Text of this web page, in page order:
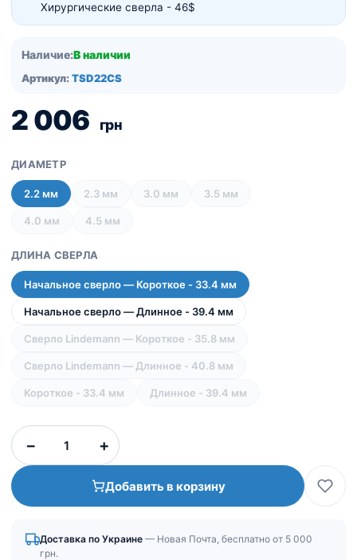
Хирургические сверла - 46$
Наличие:В наличии
Артикул: TSD22CS
2 006 грн
ДИАМЕТР
2.2 мм 2.3 мм 3.0 мм 3.5 мм
4.0 мм 4.5 мм
ДЛИНА СВЕРЛА
Начальное сверло — Короткое - 33.4 мм
Начальное сверло — Длинное - 39.4 мм
Сверло Lindemann — Короткое - 35.8 мм
Сверло Lindemann — Длинное - 40.8 мм
Короткое - 33.4 мм Длинное - 39.4 мм
−
Количество
товара
хирургические
|
+
Добавить в корзину
Доставка по Украине — Новая Почта, бесплатно от 5 000
грн.